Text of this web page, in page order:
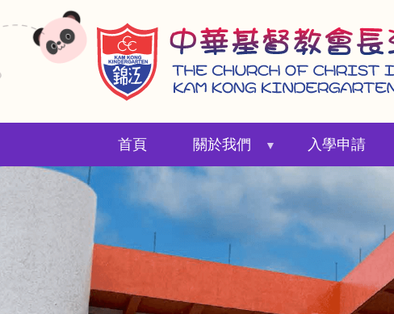
內
首頁 關於我們 入學申請